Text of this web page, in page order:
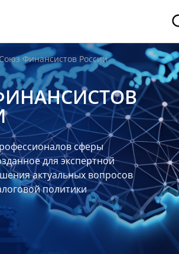
Финансистов России
сферы
для экспертной
актуальных вопросов
политики